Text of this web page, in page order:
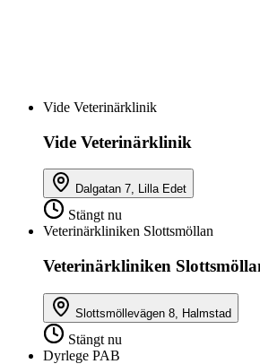
Vide Veterinärklinik
Vide Veterinärklinik
Dalgatan 7, Lilla Edet
Stängt nu
Veterinärkliniken Slottsmöllan
Veterinärkliniken
Slottsmöllevägen 8, Halmstad
Stängt nu
Dyrlege PAB